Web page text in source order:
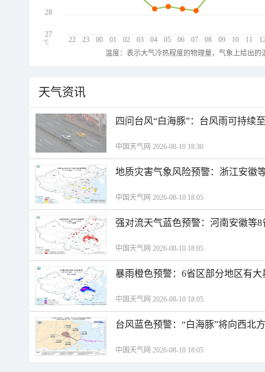
22 23 00 01 02 03 04 05 06 07 08 09 10 11
28
27
℃
温度：表示大气冷热程度的物理量，气象上给出
天气资讯
四问台风“白海豚”：台风雨可持续
中国天气网 2026-08-10 18:30
地质灾害气象风险预警：浙江安徽
中国天气网 2026-08-10 18:05
强对流天气蓝色预警：河南安徽等
中国天气网 2026-08-10 18:05
暴雨橙色预警：6省区部分地区有
中国天气网 2026-08-10 18:05
台风蓝色预警：“白海豚”将向西北
中国天气网 2026-08-10 18:05